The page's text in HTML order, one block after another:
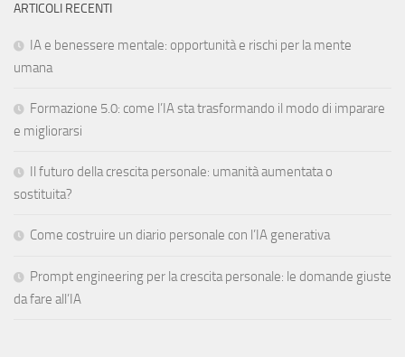
ARTICOLI RECENTI
IA e benessere mentale: opportunità e rischi per la mente
umana
Formazione 5.0: come l’IA sta trasformando il modo di imparare
e migliorarsi
Il futuro della crescita personale: umanità aumentata o
sostituita?
Come costruire un diario personale con l’IA generativa
Prompt engineering per la crescita personale: le domande giuste
da fare all’IA